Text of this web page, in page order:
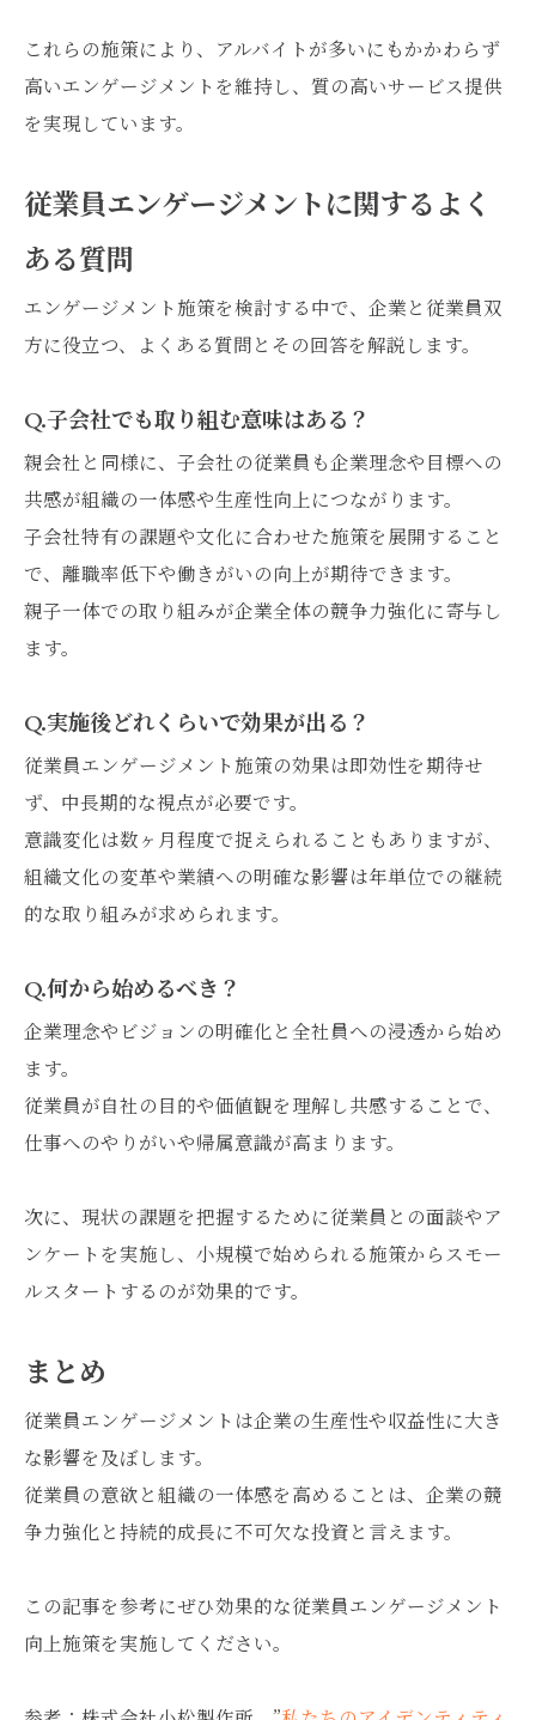
これらの施策により、アルバイトが多いにもかかわらず
高いエンゲージメントを維持し、質の高いサービス提供
を実現しています。
従業員エンゲージメントに関するよく
ある質問
エンゲージメント施策を検討する中で、企業と従業員双
方に役立つ、よくある質問とその回答を解説します。
Q.子会社でも取り組む意味はある？
親会社と同様に、子会社の従業員も企業理念や目標への
共感が組織の一体感や生産性向上につながります。
子会社特有の課題や文化に合わせた施策を展開すること
で、離職率低下や働きがいの向上が期待できます。
親子一体での取り組みが企業全体の競争力強化に寄与し
ます。
Q.実施後どれくらいで効果が出る？
従業員エンゲージメント施策の効果は即効性を期待せ
ず、中長期的な視点が必要です。
意識変化は数ヶ月程度で捉えられることもありますが、
組織文化の変革や業績への明確な影響は年単位での継続
的な取り組みが求められます。
Q.何から始めるべき？
企業理念やビジョンの明確化と全社員への浸透から始め
ます。
従業員が自社の目的や価値観を理解し共感することで、
仕事へのやりがいや帰属意識が高まります。
次に、現状の課題を把握するために従業員との面談やア
ンケートを実施し、小規模で始められる施策からスモー
ルスタートするのが効果的です。
まとめ
従業員エンゲージメントは企業の生産性や収益性に大き
な影響を及ぼします。
従業員の意欲と組織の一体感を高めることは、企業の競
争力強化と持続的成長に不可欠な投資と言えます。
この記事を参考にぜひ効果的な従業員エンゲージメント
向上施策を実施してください。